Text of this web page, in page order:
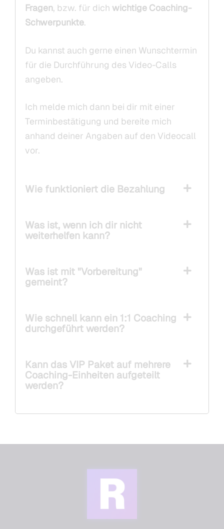
Fragen, bzw. für dich wichtige Coaching-
Schwerpunkte.
Du kannst auch gerne einen Wunschtermin
für die Durchführung des Video-Calls
angeben.
Ich melde mich dann bei dir mit einer
Terminbestätigung und bereite mich
anhand deiner Angaben auf den Videocall
vor.
Wie funktioniert die Bezahlung
Was ist, wenn ich dir nicht
weiterhelfen kann?
Was ist mit "Vorbereitung"
gemeint?
Wie schnell kann ein 1:1 Coaching
durchgeführt werden?
Kann das VIP Paket auf mehrere
Coaching-Einheiten aufgeteilt
werden?